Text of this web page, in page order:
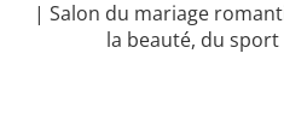
| Salon du mariage
la beauté, du